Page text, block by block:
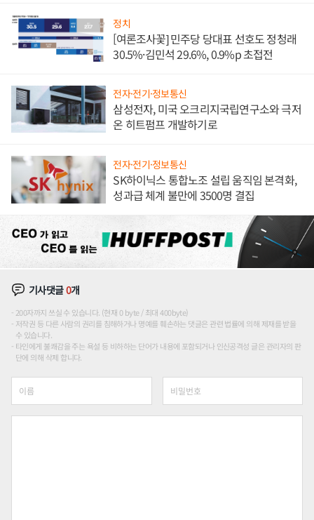
정치
[여론조사꽃] 민주당 당대표 선호도 정청래
30.5%·김민석 29.6%, 0.9%p 초접전
전자·전기·정보통신
삼성전자, 미국 오크리지국립연구소와 극저
온 히트펌프 개발하기로
전자·전기·정보통신
SK하이닉스 통합노조 설립 움직임 본격화,
성과급 체계 불만에 3500명 결집
기사댓글0개
200자까지 쓰실 수 있습니다. (현재 0 byte / 최대 400byte)
저작권 등 다른 사람의 권리를 침해하거나 명예를 훼손하는 댓글은 관련 법률에 의해 제재를 받을
수 있습니다.
타인에게 불쾌감을 주는 욕설 등 비하하는 단어가 내용에 포함되거나 인신공격성 글은 관리자의 판
단에 의해 삭제 합니다.